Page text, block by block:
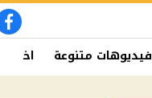
فيديوهات متنوعة اخبار